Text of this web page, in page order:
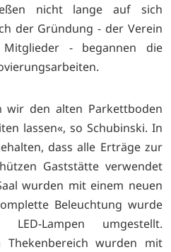
nicht lange auf sich
der Gründung - der Verein
- begannen die
wir den alten Parkettboden
lassen«, so Schubinski. In
dass alle Erträge zur
Gaststätte verwendet
wurden mit einem neuen
Beleuchtung wurde
Lampen umgestellt.
Thekenbereich wurden mit